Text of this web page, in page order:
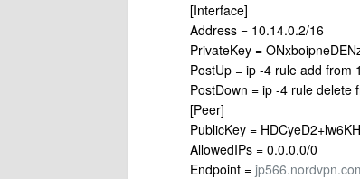
[Interface]
Address = 10.14.0.2/16
PrivateKey =
PostUp = ip -4 rule add from
PostDown = ip -4 rule delete
[Peer]
PublicKey =
AllowedIPs = 0.0.0.0/0
Endpoint =